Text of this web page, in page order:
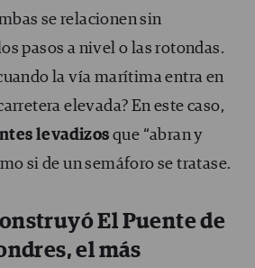
se relacionen sin
pasos a nivel o las rotondas.
la vía marítima entra en
elevada? En este caso,
levadizos que “abran y
si de un semáforo se tratase.
El Puente de
el más